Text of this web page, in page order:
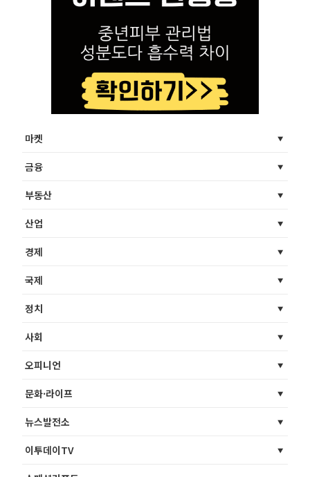
마켓
금융
부동산
산업
경제
국제
정치
사회
오피니언
문화·라이프
뉴스발전소
이투데이TV